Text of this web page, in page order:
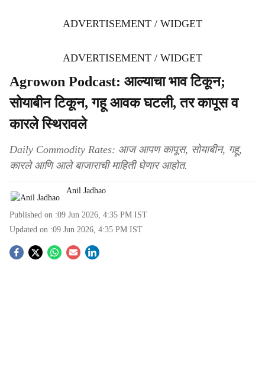
ADVERTISEMENT / WIDGET
ADVERTISEMENT / WIDGET
Agrowon Podcast: आल्याचा भाव टिकून;
सोयाबीन टिकून, गहू आवक घटली, तर कापूस व
कारले स्थिरावले
Daily Commodity Rates: आज आपण कापूस, सोयाबीन, गहू,
कारले आणि आले बाजाराची माहिती घेणार आहोत.
Anil Jadhao
Published on :09 Jun 2026, 4:35 PM IST
Updated on :09 Jun 2026, 4:35 PM IST
S